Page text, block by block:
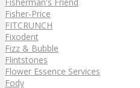
Fisher-Price
FITCRUNCH
Fixodent
Fizz & Bubble
Flintstones
Flower Essence Services
Fody